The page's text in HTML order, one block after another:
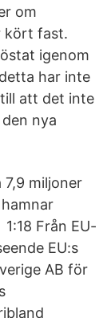
om
kört fast.
igenom
har inte
att det inte
nya
7,9 miljoner
Från EU-
EU:s
AB för